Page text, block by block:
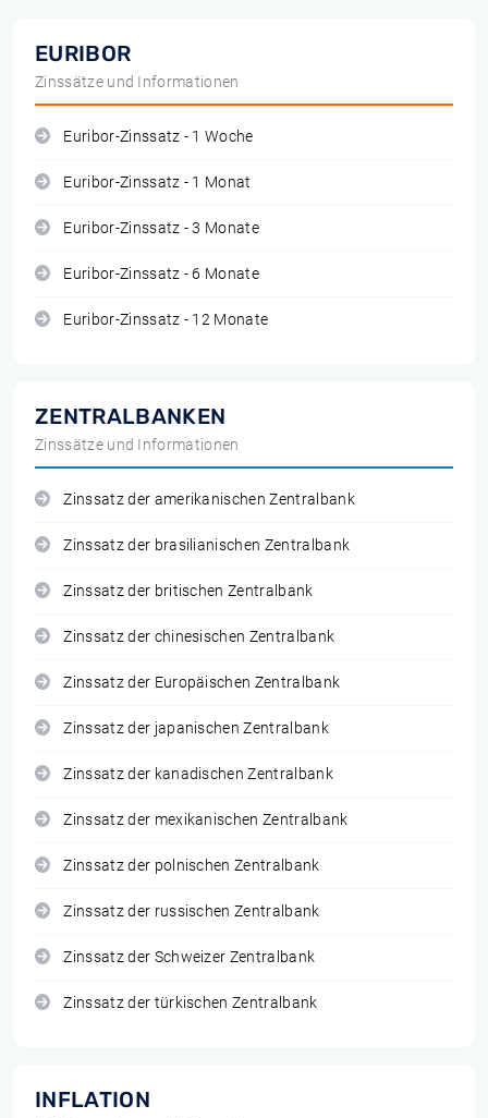
EURIBOR
Zinssätze und Informationen
Euribor-Zinssatz - 1 Woche
Euribor-Zinssatz - 1 Monat
Euribor-Zinssatz - 3 Monate
Euribor-Zinssatz - 6 Monate
Euribor-Zinssatz - 12 Monate
ZENTRALBANKEN
Zinssätze und Informationen
Zinssatz der amerikanischen Zentralbank
Zinssatz der brasilianischen Zentralbank
Zinssatz der britischen Zentralbank
Zinssatz der chinesischen Zentralbank
Zinssatz der Europäischen Zentralbank
Zinssatz der japanischen Zentralbank
Zinssatz der kanadischen Zentralbank
Zinssatz der mexikanischen Zentralbank
Zinssatz der polnischen Zentralbank
Zinssatz der russischen Zentralbank
Zinssatz der Schweizer Zentralbank
Zinssatz der türkischen Zentralbank
INFLATION